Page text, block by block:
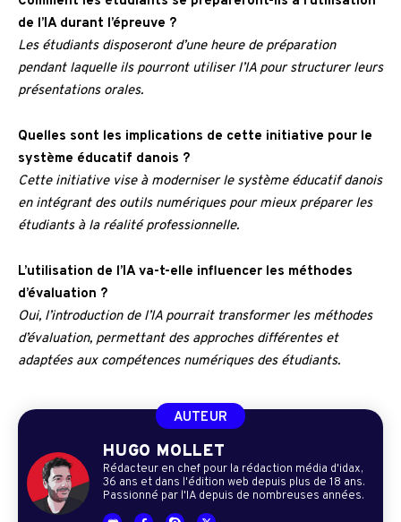
de l’IA durant l’épreuve ?
Les étudiants disposeront d’une heure de préparation
pendant laquelle ils pourront utiliser l’IA pour structurer leurs
présentations orales.
Quelles sont les implications de cette initiative pour le
système éducatif danois ?
Cette initiative vise à moderniser le système éducatif danois
en intégrant des outils numériques pour mieux préparer les
étudiants à la réalité professionnelle.
L’utilisation de l’IA va-t-elle influencer les méthodes
d’évaluation ?
Oui, l’introduction de l’IA pourrait transformer les méthodes
d’évaluation, permettant des approches différentes et
adaptées aux compétences numériques des étudiants.
AUTEUR
HUGO MOLLET
Rédacteur en chef pour la rédaction média d'idax,
36 ans et dans l'édition web depuis plus de 18 ans.
Passionné par l'IA depuis de nombreuses années.